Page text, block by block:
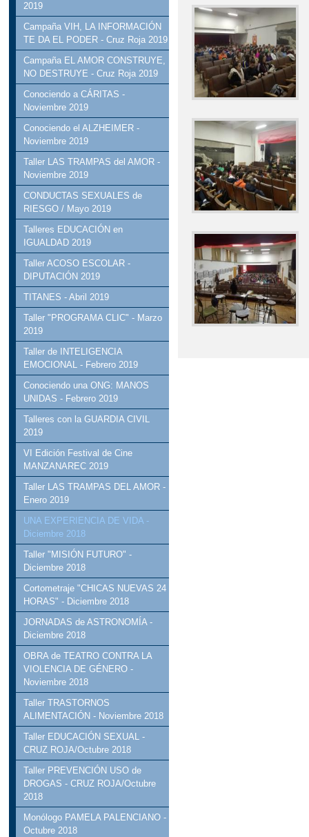
2019
Campaña VIH, LA INFORMACIÓN
TE DA EL PODER - Cruz Roja 2019
Campaña EL AMOR CONSTRUYE,
NO DESTRUYE - Cruz Roja 2019
Conociendo a CÁRITAS -
Noviembre 2019
Conociendo el ALZHEIMER -
Noviembre 2019
Taller LAS TRAMPAS del AMOR -
Noviembre 2019
CONDUCTAS SEXUALES de
RIESGO / Mayo 2019
Talleres EDUCACIÓN en
IGUALDAD 2019
Taller ACOSO ESCOLAR -
DIPUTACIÓN 2019
TITANES - Abril 2019
Taller "PROGRAMA CLIC" - Marzo
2019
Taller de INTELIGENCIA
EMOCIONAL - Febrero 2019
Conociendo una ONG: MANOS
UNIDAS - Febrero 2019
Talleres con la GUARDIA CIVIL
2019
VI Edición Festival de Cine
MANZANAREC 2019
Taller LAS TRAMPAS DEL AMOR -
Enero 2019
UNA EXPERIENCIA DE VIDA -
Diciembre 2018
Taller "MISIÓN FUTURO" -
Diciembre 2018
Cortometraje "CHICAS NUEVAS 24
HORAS" - Diciembre 2018
JORNADAS de ASTRONOMÍA -
Diciembre 2018
OBRA de TEATRO CONTRA LA
VIOLENCIA DE GÉNERO -
Noviembre 2018
Taller TRASTORNOS
ALIMENTACIÓN - Noviembre 2018
Taller EDUCACIÓN SEXUAL -
CRUZ ROJA/Octubre 2018
Taller PREVENCIÓN USO de
DROGAS - CRUZ ROJA/Octubre
2018
Monólogo PAMELA PALENCIANO -
Octubre 2018